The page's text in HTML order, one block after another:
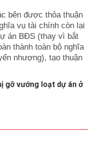
bên được thỏa thuận
vụ tài chính còn lại
án BĐS (thay vì bắt
thành toàn bộ nghĩa
nhượng), tạo thuận
gỡ vướng loạt dự án ở